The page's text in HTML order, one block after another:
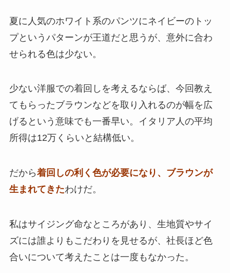
夏に人気のホワイト系のパンツにネイビーのトッ
プというパターンが王道だと思うが、意外に合わ
せられる色は少ない。
少ない洋服での着回しを考えるならば、今回教え
てもらったブラウンなどを取り入れるのが幅を広
げるという意味でも一番早い。イタリア人の平均
所得は12万くらいと結構低い。
だから着回しの利く色が必要になり、ブラウンが
生まれてきたわけだ。
私はサイジング命なところがあり、生地質やサイ
ズには誰よりもこだわりを見せるが、社長ほど色
合いについて考えたことは一度もなかった。